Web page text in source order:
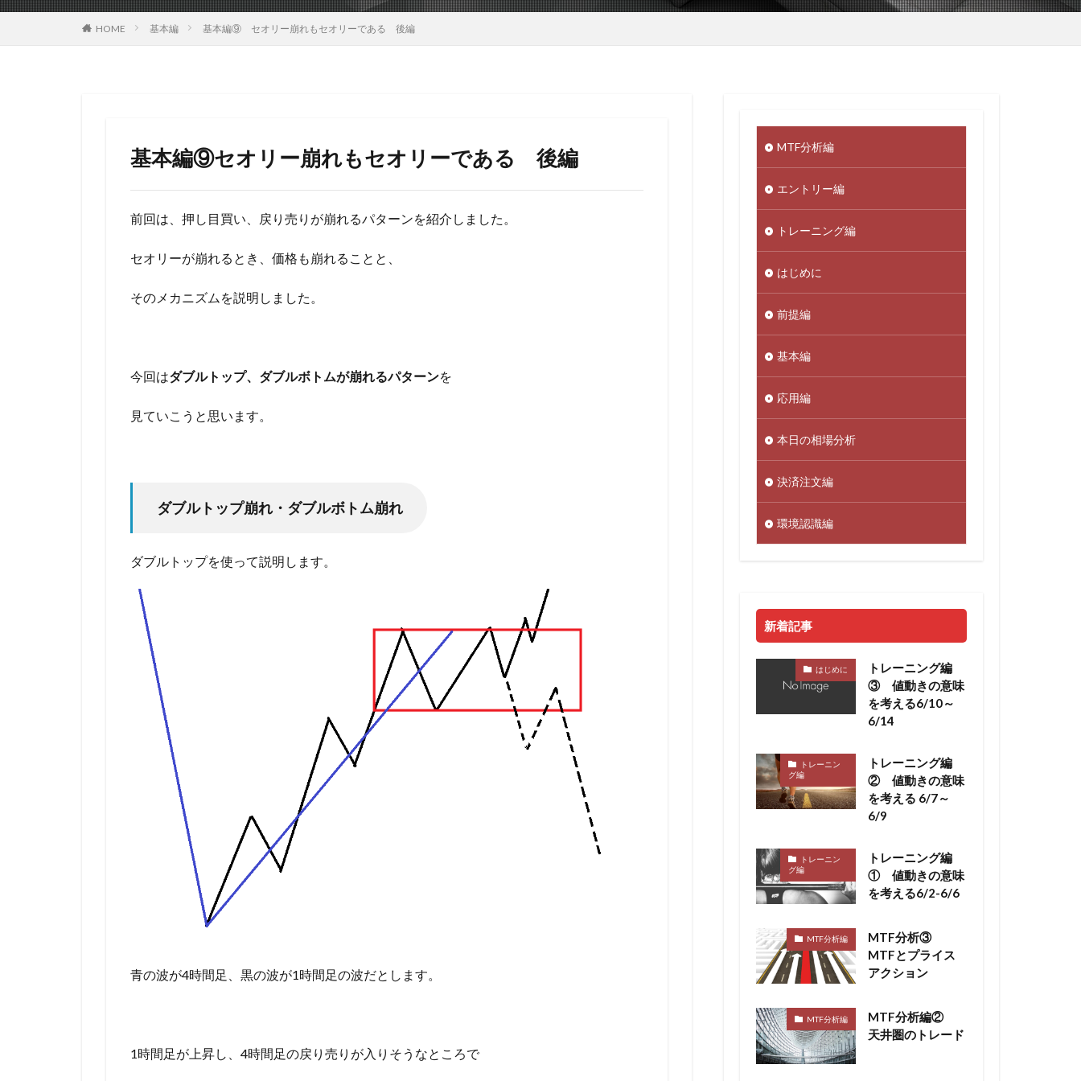
HOME 基本編 基本編⑨ セオリー崩れもセオリーである 後編
基本編⑨セオリー崩れもセオリーである 後編
前回は、押し目買い、戻り売りが崩れるパターンを紹介しました。
セオリーが崩れるとき、価格も崩れることと、
そのメカニズムを説明しました。
今回はダブルトップ、ダブルボトムが崩れるパターンを
見ていこうと思います。
ダブルトップ崩れ・ダブルボトム崩れ
ダブルトップを使って説明します。
青の波が4時間足、黒の波が1時間足の波だとします。
1時間足が上昇し、4時間足の戻り売りが入りそうなところで
MTF分析編
エントリー編
トレーニング編
はじめに
前提編
基本編
応用編
本日の相場分析
決済注文編
環境認識編
新着記事
はじめに
トレーニング編
③ 値動きの意味
を考える6/10～
6/14
トレーニン
グ編
トレーニング編
② 値動きの意味
を考える 6/7～
6/9
トレーニン
グ編
トレーニング編
① 値動きの意味
を考える6/2-6/6
MTF分析編
MTF分析③
MTFとプライス
アクション
MTF分析編
MTF分析編②
天井圏のトレード